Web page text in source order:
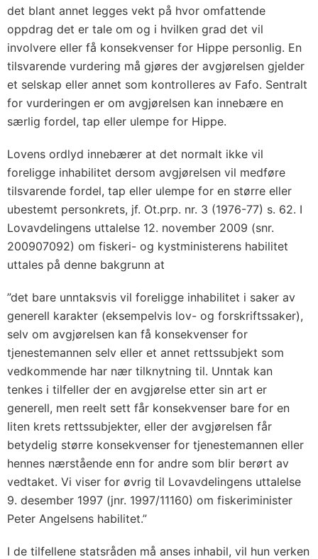
det blant annet legges vekt på hvor omfattende
oppdrag det er tale om og i hvilken grad det vil
involvere eller få konsekvenser for Hippe personlig. En
tilsvarende vurdering må gjøres der avgjørelsen gjelder
et selskap eller annet som kontrolleres av Fafo. Sentralt
for vurderingen er om avgjørelsen kan innebære en
særlig fordel, tap eller ulempe for Hippe.
Lovens ordlyd innebærer at det normalt ikke vil
foreligge inhabilitet dersom avgjørelsen vil medføre
tilsvarende fordel, tap eller ulempe for en større eller
ubestemt personkrets, jf. Ot.prp. nr. 3 (1976-77) s. 62. I
Lovavdelingens uttalelse 12. november 2009 (snr.
200907092) om fiskeri- og kystministerens habilitet
uttales på denne bakgrunn at
”det bare unntaksvis vil foreligge inhabilitet i saker av
generell karakter (eksempelvis lov- og forskriftssaker),
selv om avgjørelsen kan få konsekvenser for
tjenestemannen selv eller et annet rettssubjekt som
vedkommende har nær tilknytning til. Unntak kan
tenkes i tilfeller der en avgjørelse etter sin art er
generell, men reelt sett får konsekvenser bare for en
liten krets rettssubjekter, eller der avgjørelsen får
betydelig større konsekvenser for tjenestemannen eller
hennes nærstående enn for andre som blir berørt av
vedtaket. Vi viser for øvrig til Lovavdelingens uttalelse
9. desember 1997 (jnr. 1997/11160) om fiskeriminister
Peter Angelsens habilitet.”
I de tilfellene statsråden må anses inhabil, vil hun verken